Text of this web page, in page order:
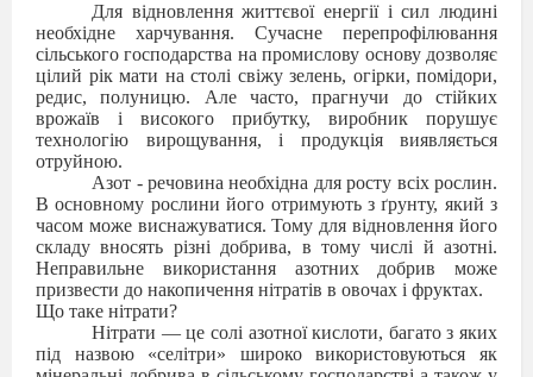
Для відновлення життєвої енергії і сил людині
необхідне харчування. Сучасне перепрофілювання
сільського господарства на промислову основу дозволяє
цілий рік мати на столі свіжу зелень, огірки, помідори,
редис, полуницю. Але часто, прагнучи до стійких
врожаїв і високого прибутку, виробник порушує
технологію вирощування, і продукція виявляється
отруйною.
Азот - речовина необхідна для росту всіх рослин.
В основному рослини його отримують з ґрунту, який з
часом може виснажуватися. Тому для відновлення його
складу вносять різні добрива, в тому числі й азотні.
Неправильне використання азотних добрив може
призвести до накопичення нітратів в овочах і фруктах.
Що таке нітрати?
Нітрати — це солі азотної кислоти, багато з яких
під назвою «селітри» широко використовуються як